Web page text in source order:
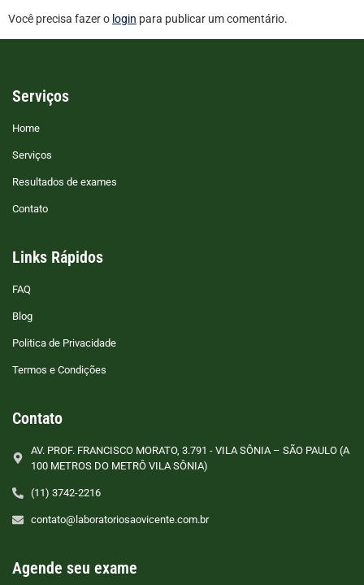
Você precisa fazer o login para publicar um comentário.
Serviços
Home
Serviços
Resultados de exames
Contato
Links Rápidos
FAQ
Blog
Politica de Privacidade
Termos e Condições
Contato
AV. PROF. FRANCISCO MORATO, 3.791 - VILA SÔNIA – SÃO PAULO (A
100 METROS DO METRÔ VILA SÔNIA)
(11) 3742-2216
contato@laboratoriosaovicente.com.br
Agende seu exame